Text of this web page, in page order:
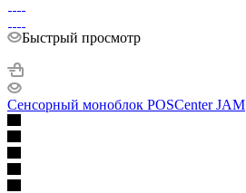
Быстрый просмотр
Сенсорный моноблок POSCenter JAM